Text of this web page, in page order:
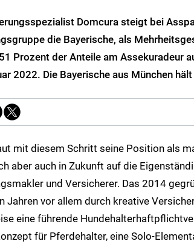
Domcura steigt bei
die Bayerische, als
Prozent der Anteile am Assekuradeur
2022. Die Bayerische aus München
mit diesem Schritt seine Position als
aber auch in Zukunft auf die
und Versicherer. Das 2014
Jahren vor allem durch kreative
eine führende
für Pferdehalter, eine Solo-